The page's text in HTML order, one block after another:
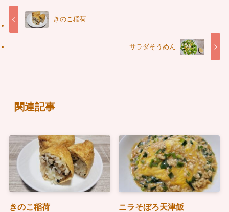
きのこ稲荷
サラダそうめん
関連記事
きのこ稲荷 ニラそぼろ天津飯